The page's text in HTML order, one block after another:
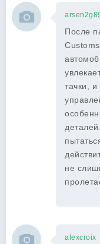
После
тачки,
не
alexcroix